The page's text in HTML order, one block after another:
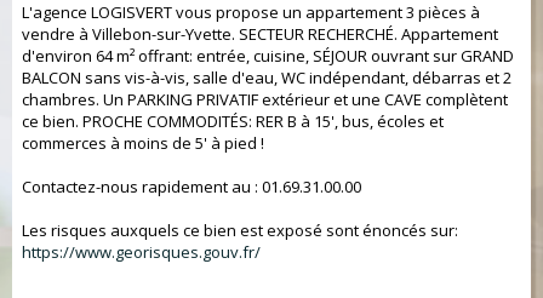
L'agence LOGISVERT vous propose un appartement 3 pièces à
vendre à Villebon-sur-Yvette. SECTEUR RECHERCHÉ. Appartement
d'environ 64 m² offrant: entrée, cuisine, SÉJOUR ouvrant sur GRAND
BALCON sans vis-à-vis, salle d'eau, WC indépendant, débarras et 2
chambres. Un PARKING PRIVATIF extérieur et une CAVE complètent
ce bien. PROCHE COMMODITÉS: RER B à 15', bus, écoles et
commerces à moins de 5' à pied !
Contactez-nous rapidement au : 01.69.31.00.00
Les risques auxquels ce bien est exposé sont énoncés sur:
https://www.georisques.gouv.fr/